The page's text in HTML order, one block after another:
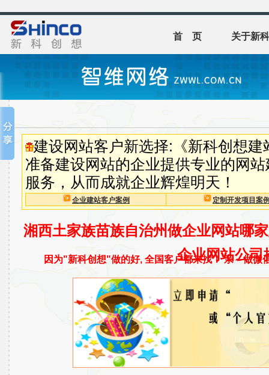
首 页 关于新
建设网站客户新选择:《新科创想
准备建设网站的企业提供专业的网
服务，从而成就企业辉煌明天！
企业建站客户案例 定制开发项目案
湘西土家族苗族自治州做企业网站哪
企业网站公司
因为"新科创想"做的好, 全国客户都来找！ 亲～做微